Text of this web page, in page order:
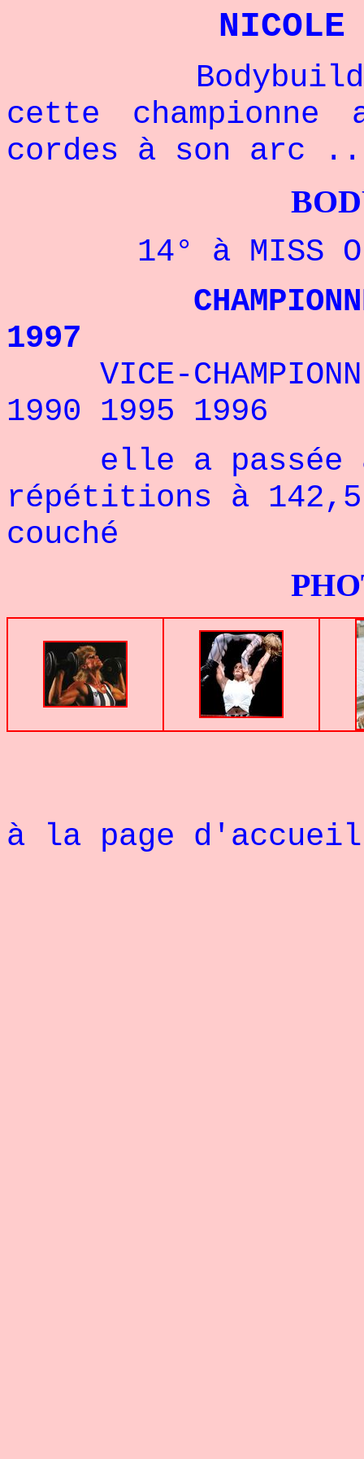
NICOLE
cette championne
cordes à son arc
14° à MISS
CHAMPIONNE
1997
VICE-
1990 1995 1996
elle a passée à
répétitions à 142,5
couché
PHOTOS
à la page